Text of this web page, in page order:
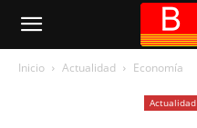
Inicio Actualidad Economía
Actualidad